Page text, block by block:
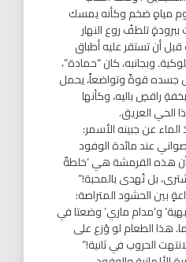
مياهٍ ضخم وكأنه يمسك
تلطفُ روع النهار
قبل أن تستقر عليه أطباق
وبجانبه، كان “حمادة”،
جسده قوةً وتواضعاً، يحمل
راقصِ باليه، وكأنها
الحي العريق.
عن جبينه الأسمر:
عند مائدة الوفود
أن هذه القرمشة هي ‘خلطةٌ
بل تُهدى بالمحبة!”
بين الحشود المتراصة:
و’مدام ماري’ وضعتا في
هذا الطعام لو وُزع على
الحروب في ثانية!”